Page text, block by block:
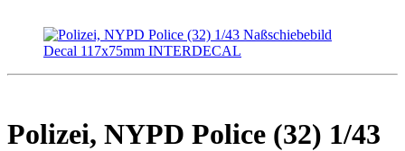
Polizei, NYPD Police (32) 1/43